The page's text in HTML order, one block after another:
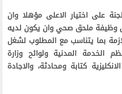
على اختيار الاعلى مؤهلا وان
ملحق صحي وان يكون لديه
بما يتناسب مع المطلوب لشغل
الخدمة المدنية ولوائح وزارة
كتابة ومحادثة، والاجادة